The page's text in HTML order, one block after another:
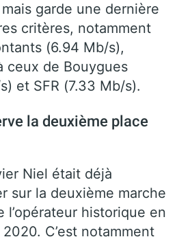
garde une dernière
critères, notamment
(6.94 Mb/s),
ceux de Bouygues
et SFR (7.33 Mb/s).
la deuxième place
Niel était déjà
sur la deuxième marche
l’opérateur historique en
C’est notamment